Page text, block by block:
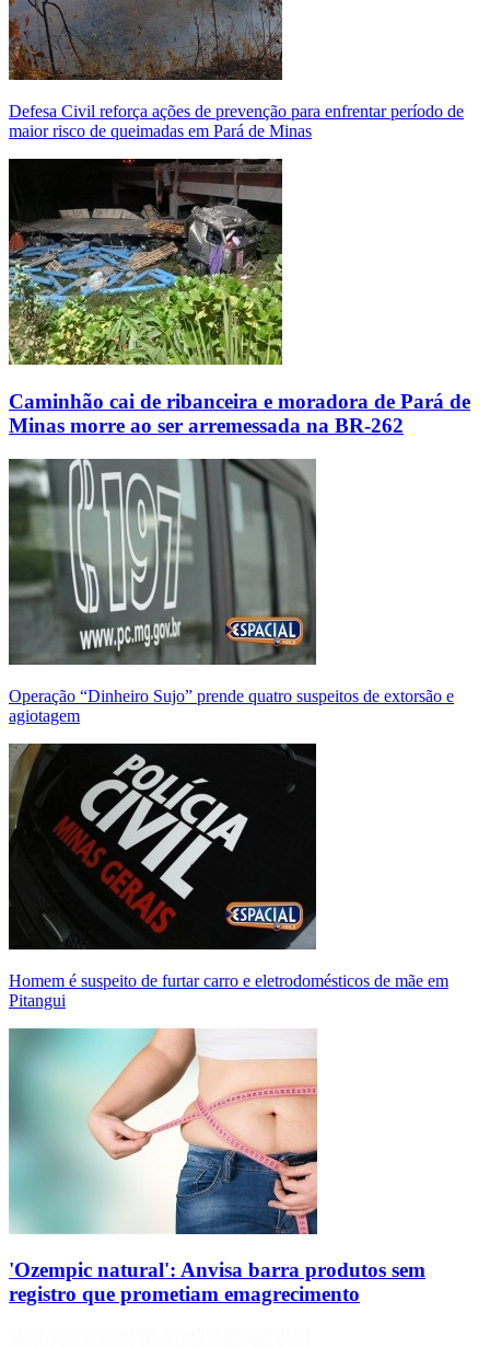
Defesa Civil reforça ações de prevenção para enfrentar período de
maior risco de queimadas em Pará de Minas
Caminhão cai de ribanceira e moradora de Pará de
Minas morre ao ser arremessada na BR-262
Operação “Dinheiro Sujo” prende quatro suspeitos de extorsão e
agiotagem
Homem é suspeito de furtar carro e eletrodomésticos de mãe em
Pitangui
'Ozempic natural': Anvisa barra produtos sem
registro que prometiam emagrecimento